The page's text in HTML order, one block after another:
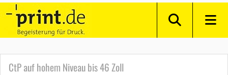
CtP auf hohem Niveau bis 46 Zoll